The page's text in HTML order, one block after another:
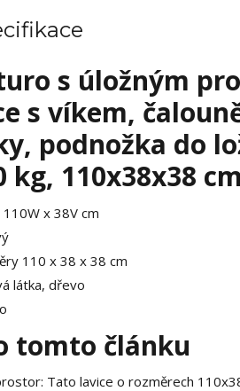
s úložným
s víkem,
podnožka do
kg, 110x38x38
x 38V cm
110 x 38 x 38 cm
látka, dřevo
tomto článku
Tato lavice o rozměrech